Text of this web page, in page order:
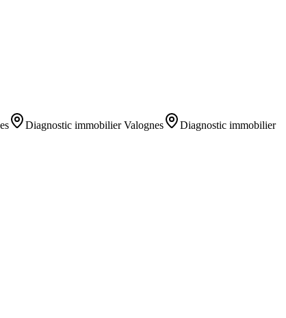
Diagnostic immobilier Valognes
Diagnostic immobilier